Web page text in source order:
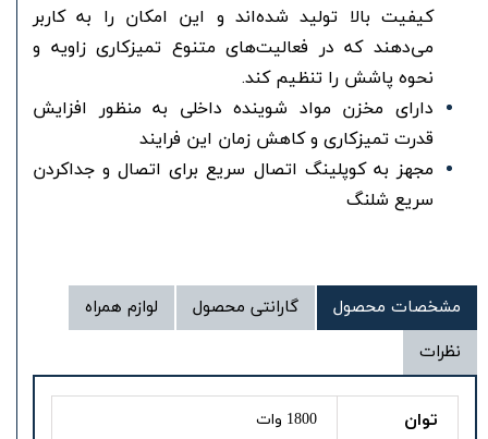
کیفیت بالا تولید شده‌اند و این امکان را به کاربر
می‌دهند که در فعالیت‌های متنوع تمیزکاری زاویه و
نحوه پاشش را تنظیم کند.
دارای مخزن مواد شوینده داخلی به منظور افزایش
قدرت تمیزکاری و کاهش زمان این فرایند
مجهز به کوپلینگ اتصال سریع برای اتصال و جداکردن
سریع شلنگ
مشخصات محصول گارانتی محصول
لوازم همراه
نظرات
توان 1800 وات